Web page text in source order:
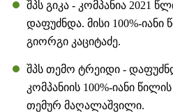
შპს გიკა - კომპანია 2021
დაფუძნდა. მისი 100%-
გიორგი კაციტაძე.
შპს თემო ტრეიდი -
კომპანიის 100%-იანი
თემურ მაღალაშვილი.